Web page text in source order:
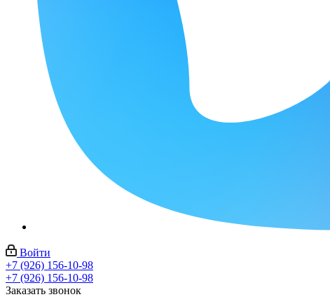
Войти
+7 (926) 156-10-98
+7 (926) 156-10-98
Заказать звонок